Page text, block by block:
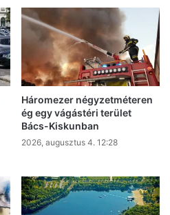
Háromezer négyzetméteren
ég egy vágástéri terület
Bács-Kiskunban
2026, augusztus 4. 12:28